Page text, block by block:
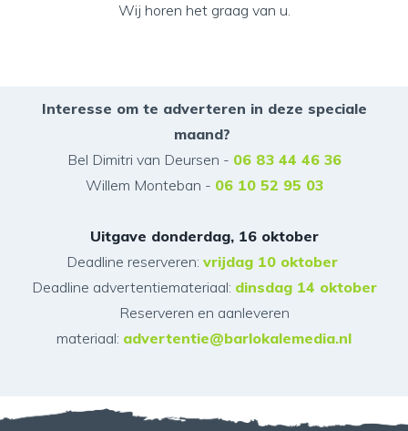
Wij horen het graag van u.
Interesse om te adverteren in deze speciale
maand?
Bel Dimitri van Deursen - 06 83 44 46 36
Willem Monteban - 06 10 52 95 03
Uitgave donderdag, 16 oktober
Deadline reserveren: vrijdag 10 oktober
Deadline advertentiemateriaal: dinsdag 14 oktober
Reserveren en aanleveren
materiaal: advertentie@barlokalemedia.nl